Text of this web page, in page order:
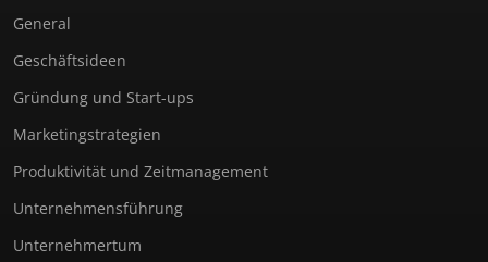
General
Geschäftsideen
Gründung und Start-ups
Marketingstrategien
Produktivität und Zeitmanagement
Unternehmensführung
Unternehmertum